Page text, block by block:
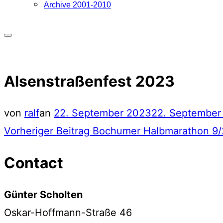
Archive 2001-2010
Navigation
Alsenstraßenfest 2023
von ralfan Veröffentlicht
am
22. September 202322.
Beitragsnavigation
Vorheriger
Vorheriger Beitrag Bochumer Halbmarathon
Contact
Günter Scholten
Oskar-Hoffmann-Straße 46